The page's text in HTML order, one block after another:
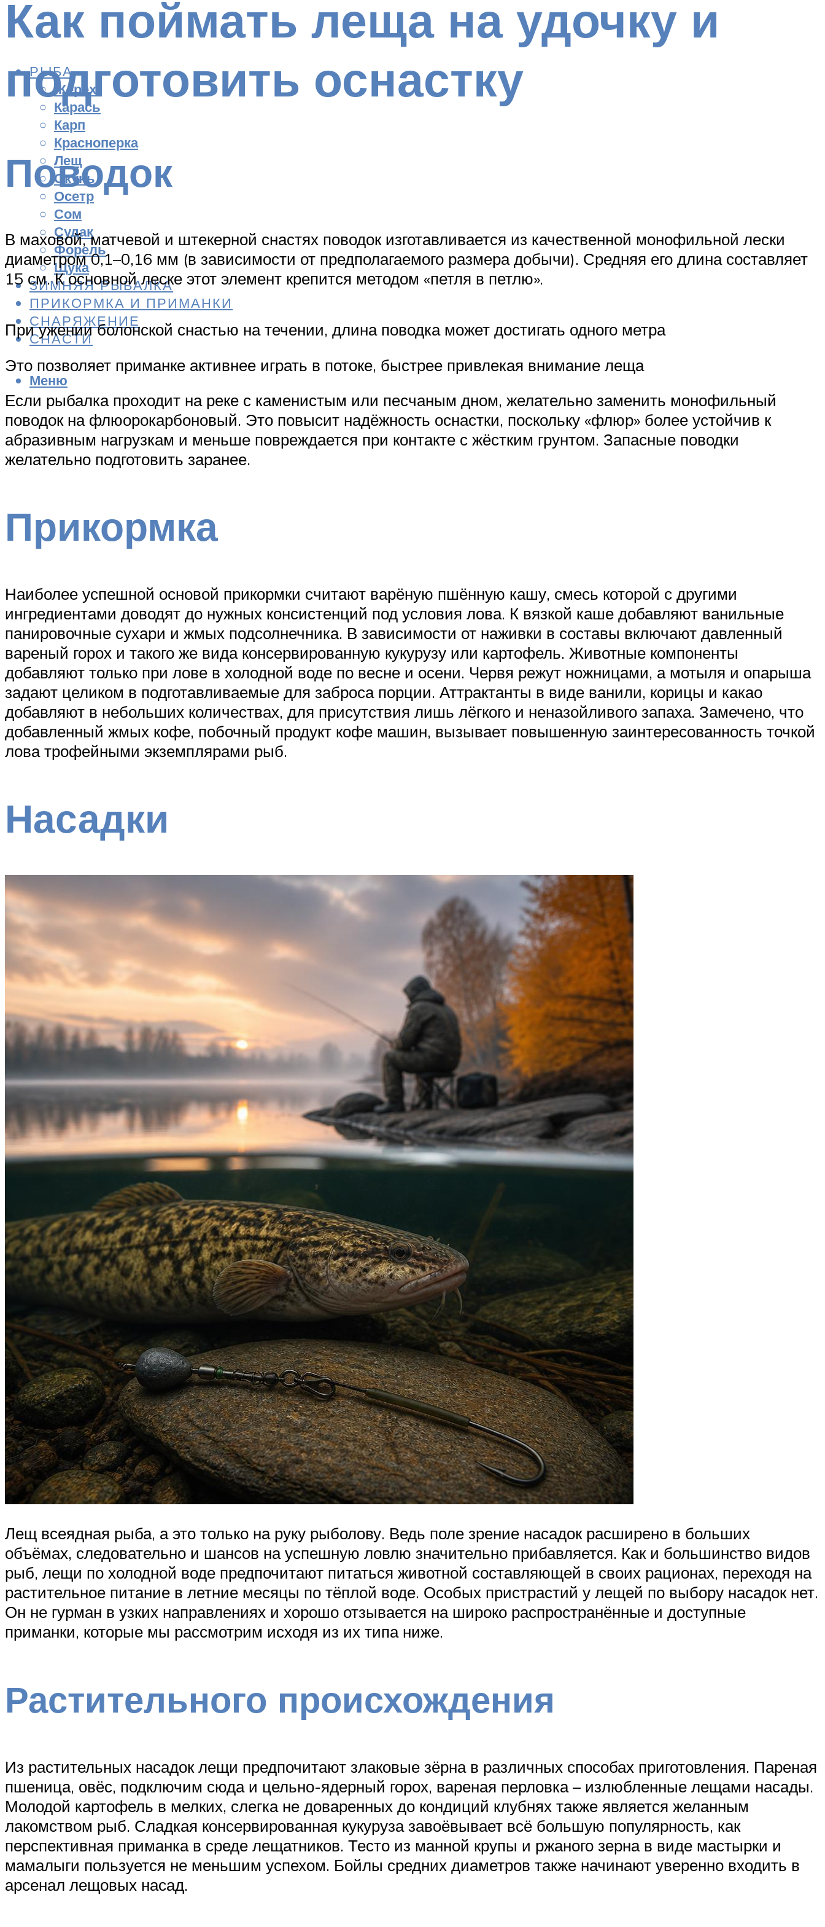
РЫБА
Жерех
Карась
Карп
Красноперка
Лещ
Окунь
Осетр
Сом
Судак
Форель
Щука
ЗИМНЯЯ РЫБАЛКА
ПРИКОРМКА И ПРИМАНКИ
СНАРЯЖЕНИЕ
СНАСТИ
Меню
Как поймать леща на удочку и
подготовить оснастку
Поводок
В маховой, матчевой и штекерной снастях поводок изготавливается из качественной монофильной лески
диаметром 0,1–0,16 мм (в зависимости от предполагаемого размера добычи). Средняя его длина составляет
15 см. К основной леске этот элемент крепится методом «петля в петлю».
При ужении болонской снастью на течении, длина поводка может достигать одного метра
Это позволяет приманке активнее играть в потоке, быстрее привлекая внимание леща
Если рыбалка проходит на реке с каменистым или песчаным дном, желательно заменить монофильный
поводок на флюорокарбоновый. Это повысит надёжность оснастки, поскольку «флюр» более устойчив к
абразивным нагрузкам и меньше повреждается при контакте с жёстким грунтом. Запасные поводки
желательно подготовить заранее.
Прикормка
Наиболее успешной основой прикормки считают варёную пшённую кашу, смесь которой с другими
ингредиентами доводят до нужных консистенций под условия лова. К вязкой каше добавляют ванильные
панировочные сухари и жмых подсолнечника. В зависимости от наживки в составы включают давленный
вареный горох и такого же вида консервированную кукурузу или картофель. Животные компоненты
добавляют только при лове в холодной воде по весне и осени. Червя режут ножницами, а мотыля и опарыша
задают целиком в подготавливаемые для заброса порции. Аттрактанты в виде ванили, корицы и какао
добавляют в небольших количествах, для присутствия лишь лёгкого и неназойливого запаха. Замечено, что
добавленный жмых кофе, побочный продукт кофе машин, вызывает повышенную заинтересованность точкой
лова трофейными экземплярами рыб.
Насадки
Лещ всеядная рыба, а это только на руку рыболову. Ведь поле зрение насадок расширено в больших
объёмах, следовательно и шансов на успешную ловлю значительно прибавляется. Как и большинство видов
рыб, лещи по холодной воде предпочитают питаться животной составляющей в своих рационах, переходя на
растительное питание в летние месяцы по тёплой воде. Особых пристрастий у лещей по выбору насадок нет.
Он не гурман в узких направлениях и хорошо отзывается на широко распространённые и доступные
приманки, которые мы рассмотрим исходя из их типа ниже.
Растительного происхождения
Из растительных насадок лещи предпочитают злаковые зёрна в различных способах приготовления. Пареная
пшеница, овёс, подключим сюда и цельно-ядерный горох, вареная перловка – излюбленные лещами насады.
Молодой картофель в мелких, слегка не доваренных до кондиций клубнях также является желанным
лакомством рыб. Сладкая консервированная кукуруза завоёвывает всё большую популярность, как
перспективная приманка в среде лещатников. Тесто из манной крупы и ржаного зерна в виде мастырки и
мамалыги пользуется не меньшим успехом. Бойлы средних диаметров также начинают уверенно входить в
арсенал лещовых насад.